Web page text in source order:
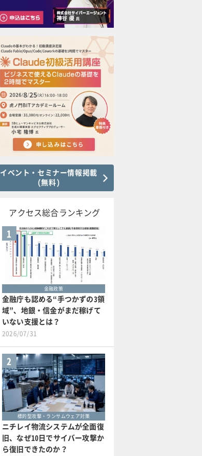
イベント・セミナー情報掲載
(無料)
アクセス総合ランキング
1
金融政策
金融庁も認める“手つかずの3領
域”、地銀・信金がまだ稼げて
いない支援とは？
2026/07/31
2
標的型攻撃・ランサムウェア対策
ニチレイ物流システムが全面復
旧、なぜ10日でサイバー攻撃か
ら復旧できたのか？